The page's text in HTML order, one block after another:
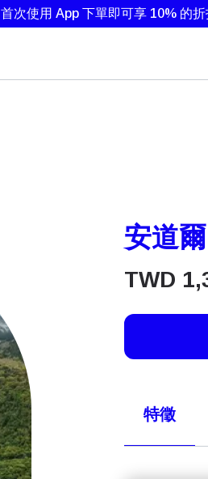
首次使用 App 下單即可享 10% 的折
安道
TWD
特徵